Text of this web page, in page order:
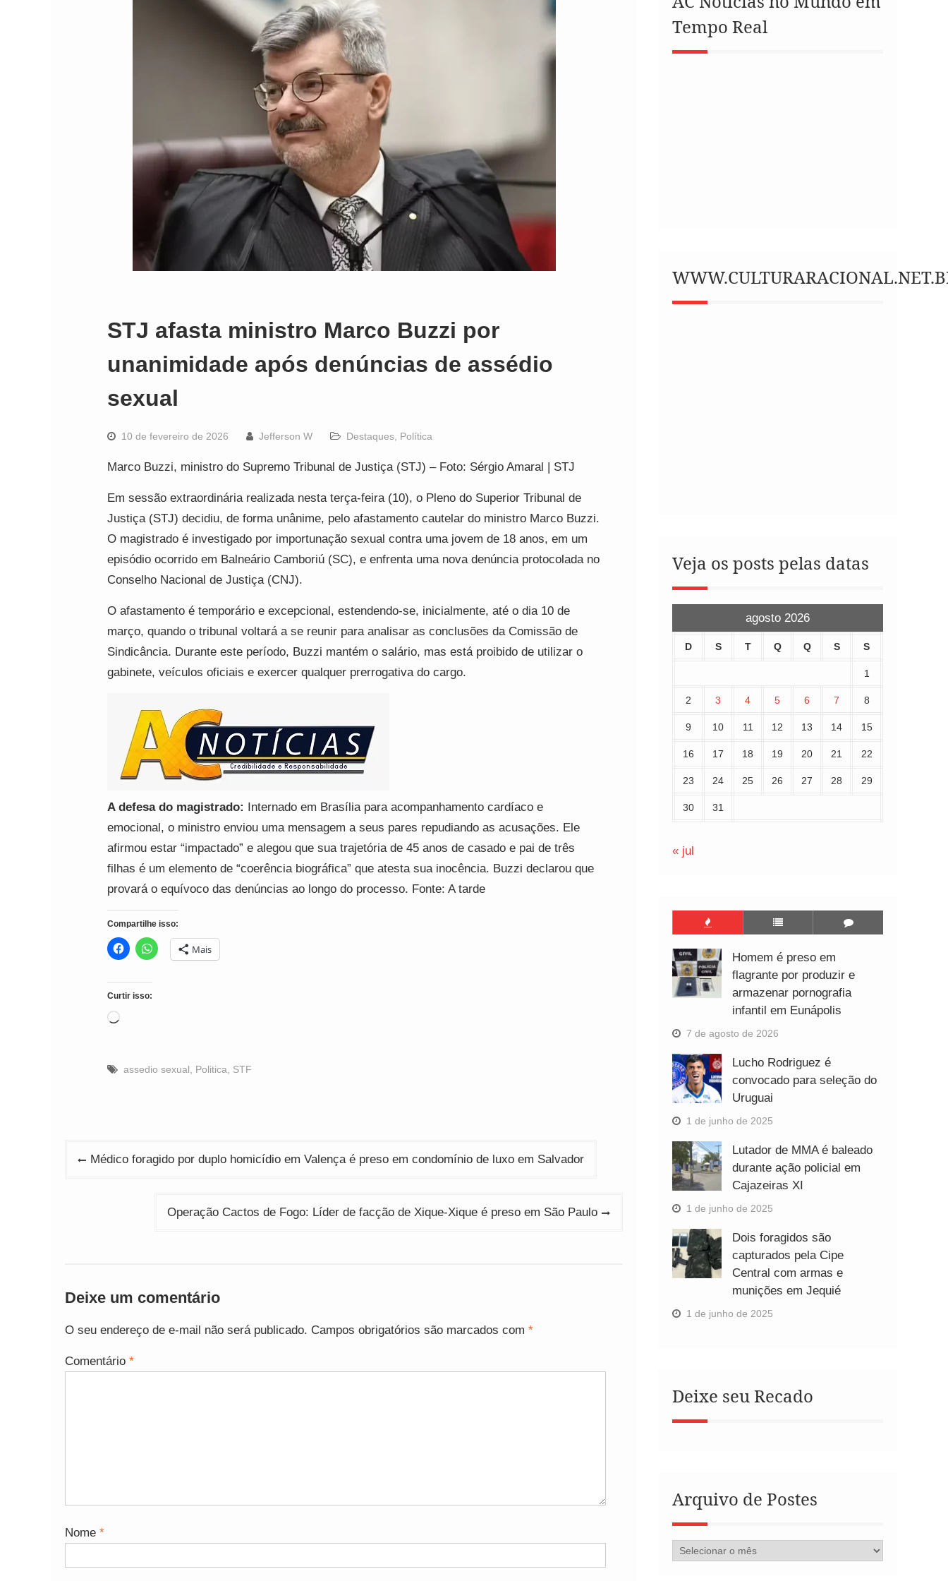
STJ afasta ministro Marco Buzzi por
unanimidade após denúncias de assédio
sexual
10 de fevereiro de 2026 Jefferson W Destaques Política
Marco Buzzi, ministro do Supremo Tribunal de Justiça (STJ) – Foto: Sérgio Amaral | STJ
Em sessão extraordinária realizada nesta terça-feira (10), o Pleno do Superior Tribunal de
Justiça (STJ) decidiu, de forma unânime, pelo afastamento cautelar do ministro Marco Buzzi.
O magistrado é investigado por importunação sexual contra uma jovem de 18 anos, em um
episódio ocorrido em Balneário Camboriú (SC), e enfrenta uma nova denúncia protocolada no
Conselho Nacional de Justiça (CNJ).
O afastamento é temporário e excepcional, estendendo-se, inicialmente, até o dia 10 de
março, quando o tribunal voltará a se reunir para analisar as conclusões da Comissão de
Sindicância. Durante este período, Buzzi mantém o salário, mas está proibido de utilizar o
gabinete, veículos oficiais e exercer qualquer prerrogativa do cargo.
A defesa do magistrado: Internado em Brasília para acompanhamento cardíaco e
emocional, o ministro enviou uma mensagem a seus pares repudiando as acusações. Ele
afirmou estar “impactado” e alegou que sua trajetória de 45 anos de casado e pai de três
filhas é um elemento de “coerência biográfica” que atesta sua inocência. Buzzi declarou que
provará o equívoco das denúncias ao longo do processo. Fonte: A tarde
Compartilhe isso:
Mais
Curtir isso:
Carregando...
assedio sexual Politica STF
Navegação
Médico foragido por duplo homicídio em Valença é preso em condomínio de luxo em Salvador
Operação Cactos de Fogo: Líder de facção de Xique-Xique é preso em São Paulo
Deixe um comentário
O seu endereço de e-mail não será publicado. Campos obrigatórios são marcados com *
Comentário *
Nome *
Tempo Real
Veja os posts pelas datas
agosto 2026
D S T Q Q S S
1
2 3 4 5 6 7 8
9 10 11 12 13 14 15
16 17 18 19 20 21 22
23 24 25 26 27 28 29
30 31
« jul
Homem é preso em
flagrante por produzir e
armazenar pornografia
infantil em Eunápolis
7 de agosto de 2026
Lucho Rodriguez é
convocado para seleção do
Uruguai
1 de junho de 2025
Lutador de MMA é baleado
durante ação policial em
Cajazeiras XI
1 de junho de 2025
Dois foragidos são
capturados pela Cipe
Central com armas e
munições em Jequié
1 de junho de 2025
Deixe seu Recado
Arquivo de Postes
Arquivo